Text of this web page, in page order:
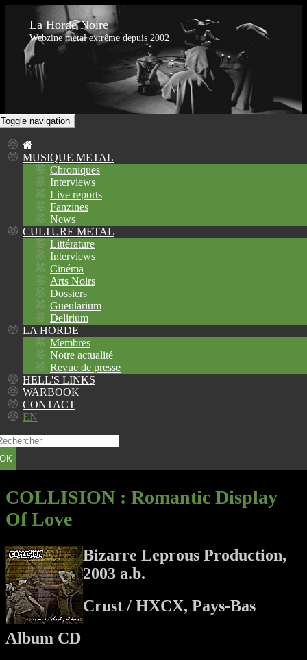
La Horde Noire
Webzine metal extrême depuis 2002
Toggle navigation
MUSIQUE METAL
Chroniques
Interviews
Live reports
Fanzines
News
CULTURE METAL
Littérature
Interviews
Cinéma
Arts Noirs
Dossiers
Gueularium
Delirium
LA HORDE
Membres
Notre actualité
Revue de presse
HELL'S LINKS
WARBOOK
CONTACT
EN
OK
COLLISION : Romantic Display
Of Love
Bizarre Leprous Production,
2003 a.b.
Crust / HXCX, Pays-Bas
Album CD